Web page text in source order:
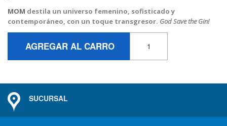
MOM destila un universo femenino, sofisticado y
contemporáneo, con un toque transgresor. God Save the Gin!
AGREGAR AL CARRO
SUCURSAL